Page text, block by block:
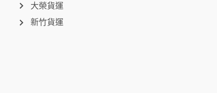
大榮貨運
新竹貨運